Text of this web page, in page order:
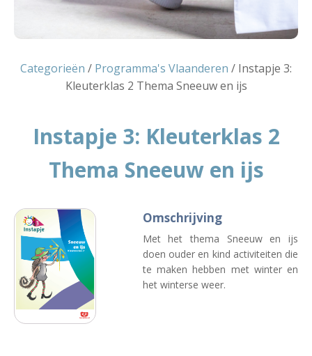
Categorieën / Programma's Vlaanderen / Instapje 3:
Kleuterklas 2 Thema Sneeuw en ijs
Instapje 3: Kleuterklas 2
Thema Sneeuw en ijs
Omschrijving
Met het thema Sneeuw en ijs
doen ouder en kind activiteiten die
te maken hebben met winter en
het winterse weer.